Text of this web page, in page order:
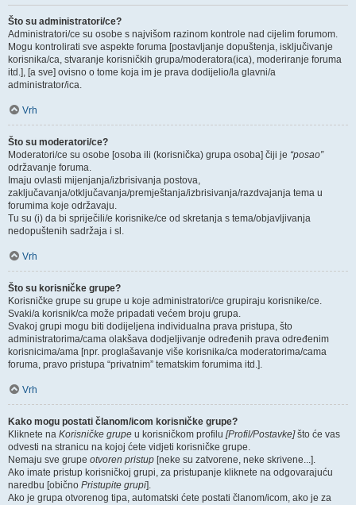
Što su administratori/ce?
Administratori/ce su osobe s najvišom razinom kontrole nad cijelim forumom.
Mogu kontrolirati sve aspekte foruma [postavljanje dopuštenja, isključivanje
korisnika/ca, stvaranje korisničkih grupa/moderatora(ica), moderiranje foruma
itd.], [a sve] ovisno o tome koja im je prava dodijelio/la glavni/a
administrator/ica.
Vrh
Što su moderatori/ce?
Moderatori/ce su osobe [osoba ili (korisnička) grupa osoba] čiji je “posao”
održavanje foruma.
Imaju ovlasti mijenjanja/izbrisivanja postova,
zaključavanja/otključavanja/premještanja/izbrisivanja/razdvajanja tema u
forumima koje održavaju.
Tu su (i) da bi spriječili/e korisnike/ce od skretanja s tema/objavljivanja
nedopuštenih sadržaja i sl.
Vrh
Što su korisničke grupe?
Korisničke grupe su grupe u koje administratori/ce grupiraju korisnike/ce.
Svaki/a korisnik/ca može pripadati većem broju grupa.
Svakoj grupi mogu biti dodijeljena individualna prava pristupa, što
administratorima/cama olakšava dodjeljivanje određenih prava određenim
korisnicima/ama [npr. proglašavanje više korisnika/ca moderatorima/cama
foruma, pravo pristupa “privatnim” tematskim forumima itd.].
Vrh
Kako mogu postati članom/icom korisničke grupe?
Kliknete na Korisničke grupe u korisničkom profilu [Profil/Postavke]što će vas
odvesti na stranicu na kojoj ćete vidjeti korisničke grupe.
Nemaju sve grupe otvoren pristup [neke su zatvorene, neke skrivene...].
Ako imate pristup korisničkoj grupi, za pristupanje kliknete na odgovarajuću
naredbu [obično Pristupite grupi].
Ako je grupa otvorenog tipa, automatski ćete postati članom/icom, ako je za